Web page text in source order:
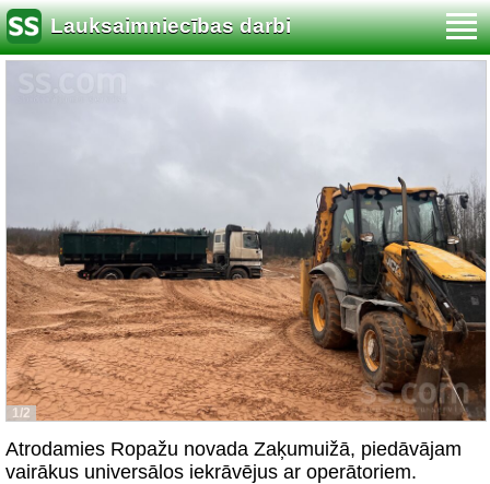
Lauksaimniecības darbi
1/2
Atrodamies Ropažu novada Zaķumuižā, piedāvājam
vairākus universālos iekrāvējus ar operātoriem.